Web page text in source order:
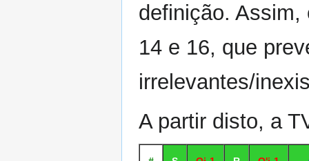
definição.
14 e 16, que
irrelevantes/
A partir disto, a